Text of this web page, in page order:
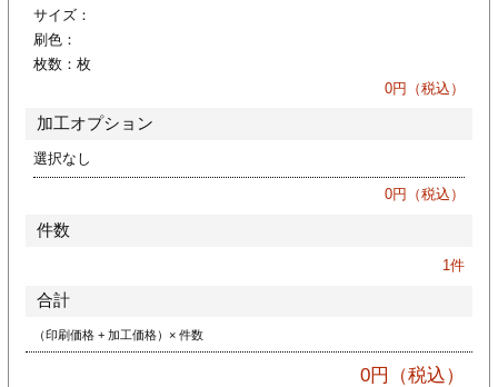
サイズ：
刷色：
枚数： 枚
0円（税込）
加工オプション
選択なし
0円（税込）
件数
1件
合計
（印刷価格 + 加工価格）× 件数
0円（税込）